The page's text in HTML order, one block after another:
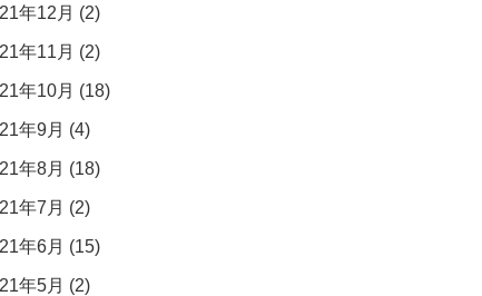
年12月 (2)
年11月 (2)
年10月 (18)
年9月 (4)
年8月 (18)
年7月 (2)
年6月 (15)
年5月 (2)